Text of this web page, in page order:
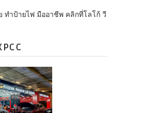
ทำป้ายไฟ มืออาชีพ คลิกที่โลโก้ วี